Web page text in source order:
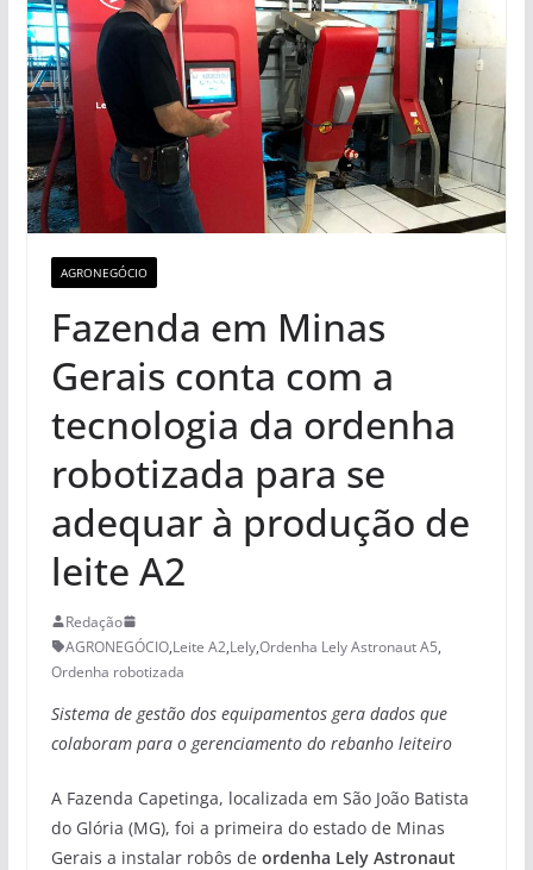
AGRONEGÓCIO
Fazenda em Minas
Gerais conta com a
tecnologia da ordenha
robotizada para se
adequar à produção de
leite A2
Redação
AGRONEGÓCIO,Leite A2,Lely,Ordenha Lely Astronaut A5,
Ordenha robotizada
Sistema de gestão dos equipamentos gera dados que
colaboram para o gerenciamento do rebanho leiteiro
A Fazenda Capetinga, localizada em São João Batista
do Glória (MG), foi a primeira do estado de Minas
Gerais a instalar robôs de ordenha Lely Astronaut